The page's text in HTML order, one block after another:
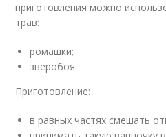
приготовления можно
трав:
ромашки;
зверобоя.
Приготовление:
в равных частях смешать